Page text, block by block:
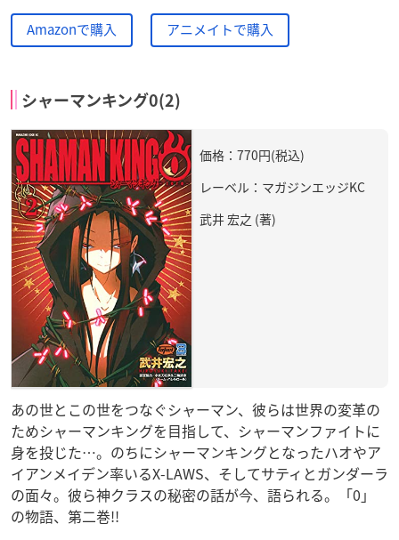
Amazonで購入 アニメイトで購入
シャーマンキング0(2)
価格：770円(税込)
レーベル：マガジンエッジKC
武井 宏之 (著)
あの世とこの世をつなぐシャーマン、彼らは世界の変革の
ためシャーマンキングを目指して、シャーマンファイトに
身を投じた…。のちにシャーマンキングとなったハオやア
イアンメイデン率いるX-LAWS、そしてサティとガンダーラ
の面々。彼ら神クラスの秘密の話が今、語られる。「0」
の物語、第二巻!!